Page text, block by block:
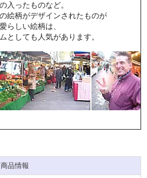
入ったものなど。
絵柄がデザインされたものが
らしい絵柄は、
としても人気があります。
商品情報